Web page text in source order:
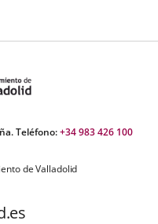
Teléfono:+34 983 426 100
de Valladolid